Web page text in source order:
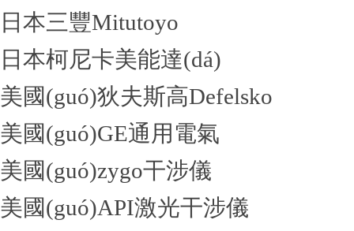
日本三豐Mitutoyo
日本柯尼卡美能達(dá)
美國(guó)狄夫斯高Defelsko
美國(guó)GE通用電氣
美國(guó)zygo干涉儀
美國(guó)API激光干涉儀